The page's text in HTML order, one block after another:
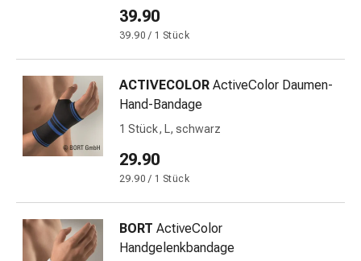
Kühlen
Wärmen
Stress
&
Schlaf
Beruhigung
Stimmungsschwankungen
Schlafstörungen
Rhonchopathie
Nasenmittel
Atmungstraktbeschwerden
39.90
39.90 / 1 Stück
ACTIVECOLOR ActiveColor Daumen-
Hand-Bandage
1 Stück, L, schwarz
29.90
29.90 / 1 Stück
BORT ActiveColor
Handgelenkbandage